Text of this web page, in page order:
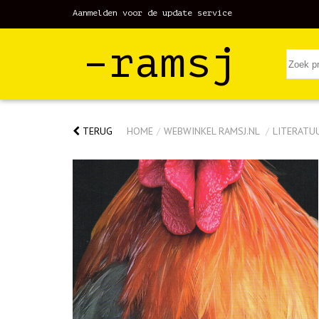
Aanmelden voor de update service
–ramsj
TERUG HOME / WEBWINKEL RAMSJ.NL /